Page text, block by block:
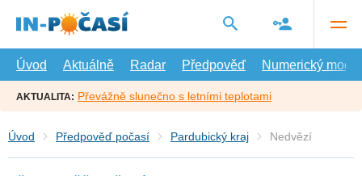
hlavní
Úvod
Aktuálně Radar Předpověď Numerický model
AKTUALITA: Převážně slunečno s letními teplotami
Úvod Předpověď počasí Pardubický kraj Nedvězí